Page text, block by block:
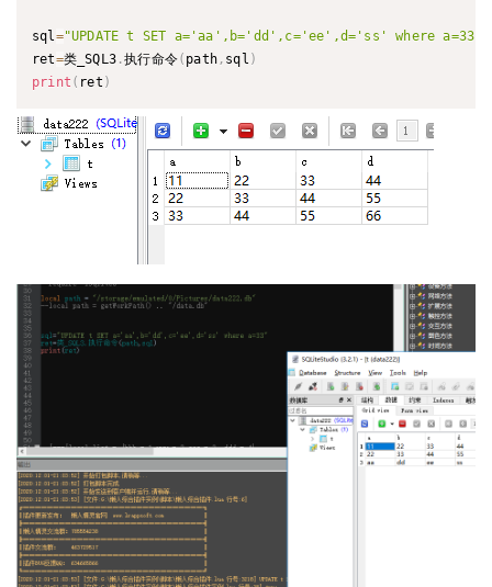
sql="UPDATE t SET a='aa',b='dd',c='ee',d='ss' where a=33"
ret=类_SQL3 .执行命令( path , sql )
print ( ret )